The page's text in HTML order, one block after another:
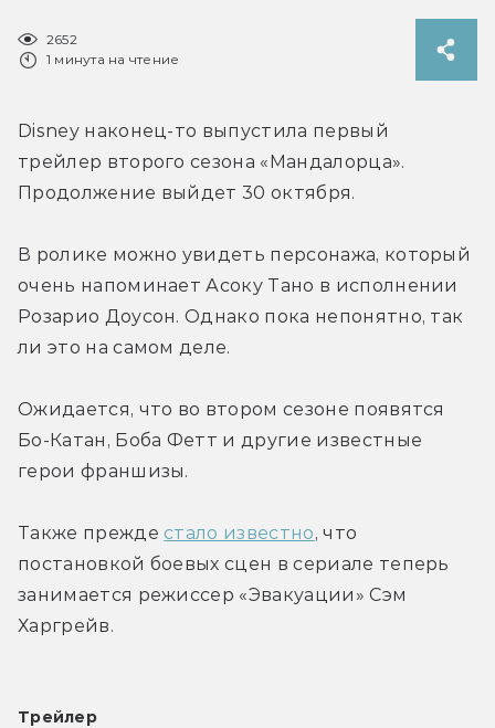
2652
1 минута на чтение
Disney наконец-то выпустила первый
трейлер второго сезона «Мандалорца».
Продолжение выйдет 30 октября.
В ролике можно увидеть персонажа, который
очень напоминает Асоку Тано в исполнении
Розарио Доусон. Однако пока непонятно, так
ли это на самом деле.
Ожидается, что во втором сезоне появятся
Бо-Катан, Боба Фетт и другие известные
герои франшизы.
Также прежде стало известно, что
постановкой боевых сцен в сериале теперь
занимается режиссер «Эвакуации» Сэм
Харгрейв.
Трейлер